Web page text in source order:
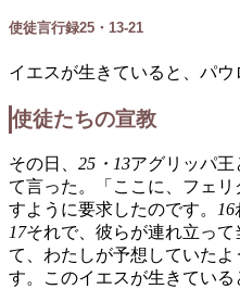
使徒言行録25・13-21
イエスが生きていると、パウ
使徒たちの宣教
その日、 25・13アグリッパ王
て言った。「ここに、フェリ
すように要求したのです。
16
17それで、彼らが連れ立っ
て、わたしが予想していたよ
す。このイエスが生きている